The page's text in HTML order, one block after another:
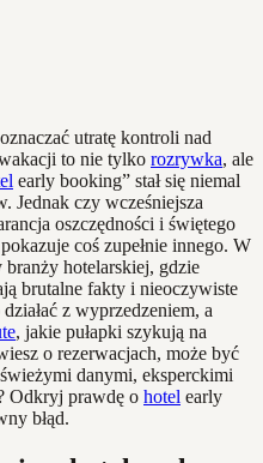
utratę kontroli nad
to nie tylko rozrywka, ale
early booking” stał się niemal
Jednak czy wcześniejsza
oszczędności i świętego
coś zupełnie innego. W
hotelarskiej, gdzie
brutalne fakty i nieoczywiste
z wyprzedzeniem, a
, jakie pułapki szykują na
o rezerwacjach, może być
danymi, eksperckimi
Odkryj prawdę o hotel early
błąd.